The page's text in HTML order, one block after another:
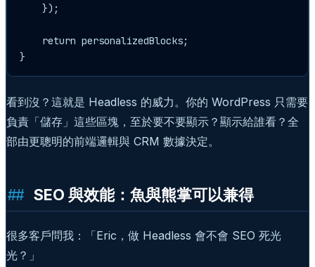
    });
    return personalizedBlocks;
看到沒？這就是 Headless 的威力。你的 WordPress 只需要
負責「儲存」這些區塊，至於要不要顯示？顯示給誰看？全
部由更聰明的前端邏輯與 CRM 數據決定。
SEO 與效能：魚與熊掌可以兼得
很多客戶問我：「Eric，做 Headless 會不會 SEO 死光
光？」